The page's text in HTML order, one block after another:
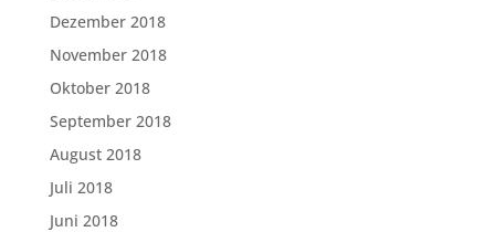
Dezember 2018
November 2018
Oktober 2018
September 2018
August 2018
Juli 2018
Juni 2018